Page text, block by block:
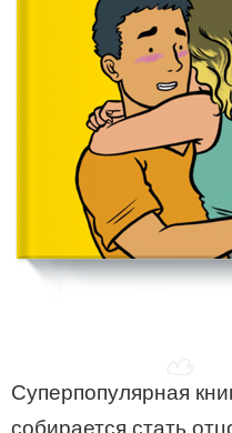
Суперпопулярная
собирается стать